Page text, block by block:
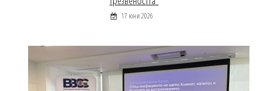
17 юни 2026